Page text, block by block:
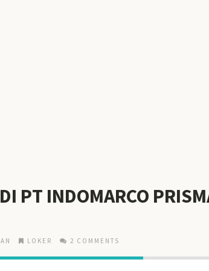
PT INDOMARCO
LOKER 2 COMMENTS